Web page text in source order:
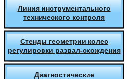
Линия инструментального
технического контроля
Стенды геометрии колес
регулировки развал-схождения
Диагностические